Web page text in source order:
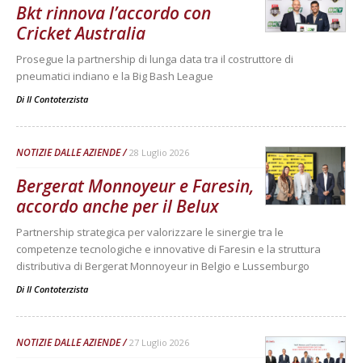
Bkt rinnova l’accordo con
Cricket Australia
Prosegue la partnership di lunga data tra il costruttore di
pneumatici indiano e la Big Bash League
Di Il Contoterzista
NOTIZIE DALLE AZIENDE 28 Luglio 2026
Bergerat Monnoyeur e Faresin,
accordo anche per il Belux
Partnership strategica per valorizzare le sinergie tra le
competenze tecnologiche e innovative di Faresin e la struttura
distributiva di Bergerat Monnoyeur in Belgio e Lussemburgo
Di Il Contoterzista
NOTIZIE DALLE AZIENDE 27 Luglio 2026